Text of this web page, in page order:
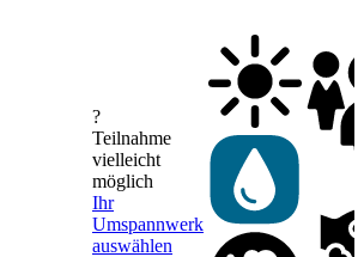
?
Teilnahme
vielleicht
möglich
Ihr
Umspannwerk
auswählen